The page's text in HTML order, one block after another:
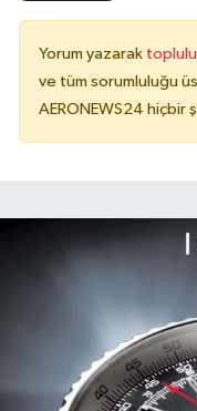
Yorum yazarak
ve tüm sorumluluğu
AERONEWS24 hiçbir